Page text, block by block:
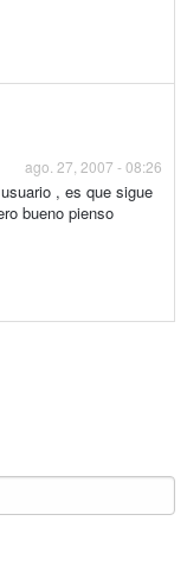
ago. 27, 2007 - 08:26
, es que sigue
bueno pienso